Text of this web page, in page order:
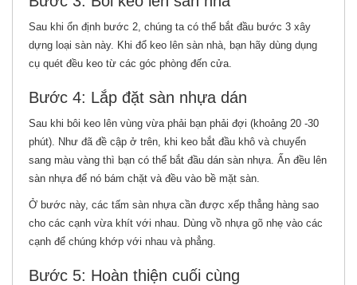
Sau khi ổn định bước 2, chúng ta có thể bắt đầu bước 3 xây
dựng loại sàn này. Khi đổ keo lên sàn nhà, bạn hãy dùng dụng
cụ quét đều keo từ các góc phòng đến cửa.
Bước 4: Lắp đặt sàn nhựa dán
Sau khi bôi keo lên vùng vừa phải bạn phải đợi (khoảng 20 -30
phút). Như đã đề cập ở trên, khi keo bắt đầu khô và chuyển
sang màu vàng thì bạn có thể bắt đầu dán sàn nhựa. Ấn đều lên
sàn nhựa để nó bám chặt và đều vào bề mặt sàn.
Ở bước này, các tấm sàn nhựa cần được xếp thẳng hàng sao
cho các cạnh vừa khít với nhau. Dùng vồ nhựa gõ nhẹ vào các
cạnh để chúng khớp với nhau và phẳng.
Bước 5: Hoàn thiện cuối cùng